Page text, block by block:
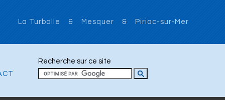
La Turballe & Mesquer & Piriac-sur-Mer
Recherche sur ce site